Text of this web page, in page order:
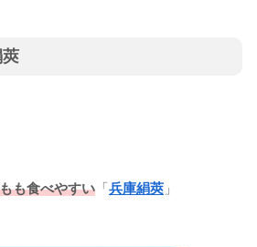
莢
も食べやすい 「兵庫絹莢 」